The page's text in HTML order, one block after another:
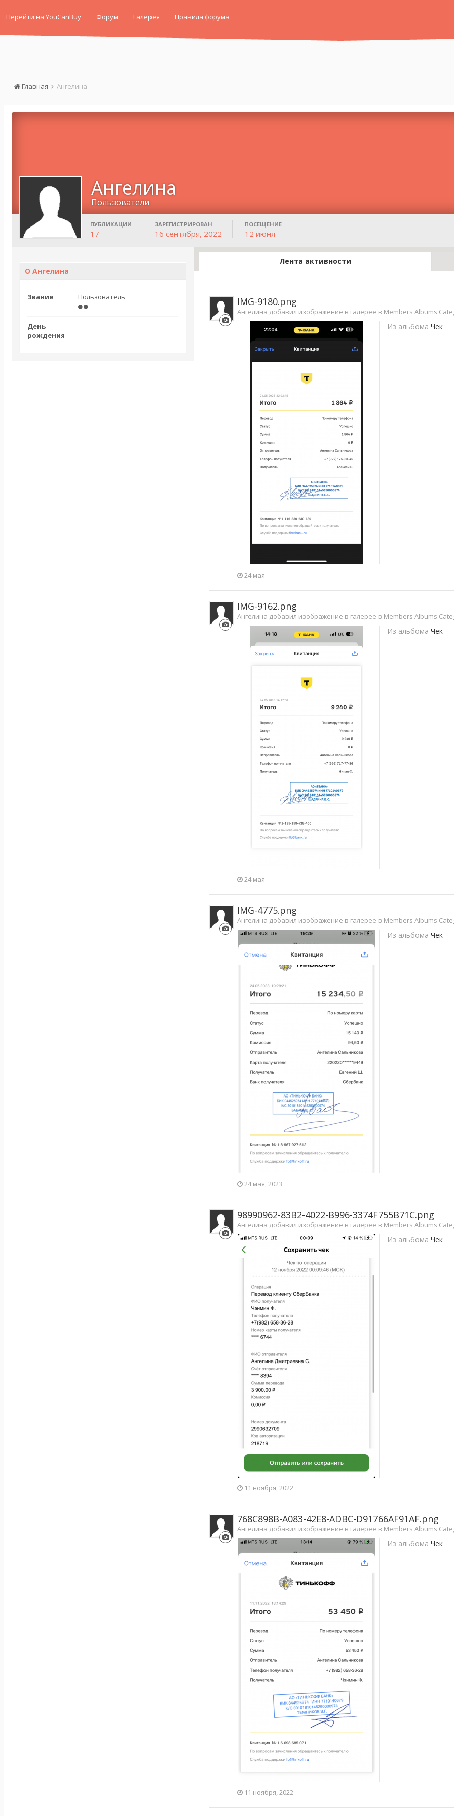
Перейти на YouCanBuy Форум Галерея Правила форума
Главная Ангелина
Ангелина
Пользователи
ПУБЛИКАЦИИ
17
ЗАРЕГИСТРИРОВАН
16 сентября, 2022
ПОСЕЩЕНИЕ
12 июня
О Ангелина
Звание Пользователь
День
рождения
Лента активности
IMG-9180.png
Ангелина добавил изображение в галерее в Members Albums
Из альбома Чек
24 мая
IMG-9162.png
Ангелина добавил изображение в галерее в Members Albums
Из альбома Чек
24 мая
IMG-4775.png
Ангелина добавил изображение в галерее в Members Albums
Из альбома Чек
24 мая, 2023
98990962-83B2-4022-B996-3374F755B71C.png
Ангелина добавил изображение в галерее в Members Albums
Из альбома Чек
11 ноября, 2022
768C898B-A083-42E8-ADBC-D91766AF91AF.png
Ангелина добавил изображение в галерее в Members Albums
Из альбома Чек
11 ноября, 2022